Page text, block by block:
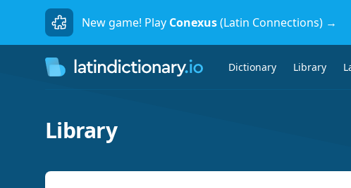
New game! Play Conexus(Latin Connections) →
Dictionary Library
Library